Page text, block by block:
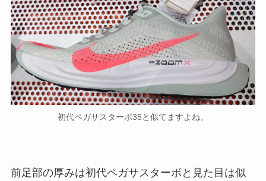
初代ペガサスターボ35と似てますよね。
前足部の厚みは初代ペガサスターボと見た目は似